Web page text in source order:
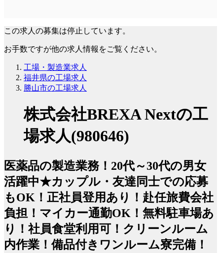
この求人の募集は停止しています。
お手数ですが他の求人情報をご覧ください。
工場・製造業求人
福井県の工場求人
勝山市の工場求人
株式会社BREXA Nextの工
場求人(980646)
医薬品の製造業務！20代～30代の男女
活躍中★カップル・友達同士での応募
もOK！正社員登用あり！赴任旅費会社
負担！マイカー通勤OK！無料駐車場あ
り！社員食堂利用可！クリーンルーム
内作業！備品付きワンルーム寮完備！